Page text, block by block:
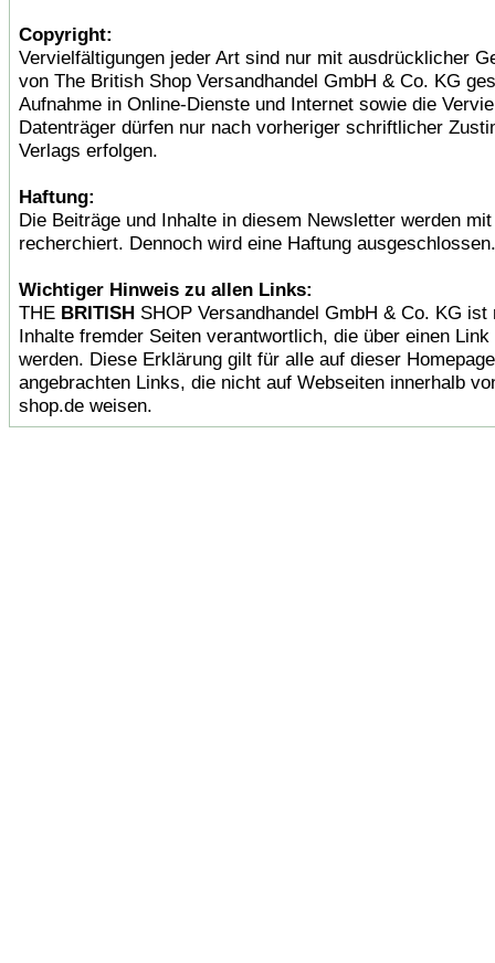
Copyright:
Vervielfältigungen jeder Art sind nur mit ausdrücklicher
von The British Shop Versandhandel GmbH & Co. KG
Aufnahme in Online-Dienste und Internet sowie die
Datenträger dürfen nur nach vorheriger schriftlicher
Verlags erfolgen.
Haftung:
Die Beiträge und Inhalte in diesem Newsletter werden
recherchiert. Dennoch wird eine Haftung ausgeschlossen.
Wichtiger Hinweis zu allen Links:
THE BRITISH SHOP Versandhandel GmbH & Co. KG
Inhalte fremder Seiten verantwortlich, die über einen
werden. Diese Erklärung gilt für alle auf dieser Homepage
angebrachten Links, die nicht auf Webseiten innerhalb
shop.de weisen.